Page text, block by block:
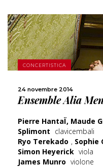
CONCERTISTICA
24 novembre 2014
Ensemble Alia
Pierre HantaÏ, Maude
Splimont clavicembali
Ryo Terekado , Sophie
Simon Heyerick viola
James Munro violone